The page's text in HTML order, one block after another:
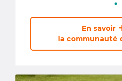
En savoir
la communauté